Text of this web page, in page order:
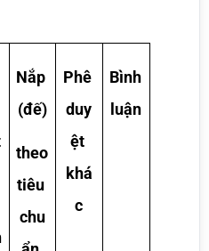
Nắp
(đế)
theo
tiêu
chu
Phê
duy
ệt
khá
c
Bình
luận